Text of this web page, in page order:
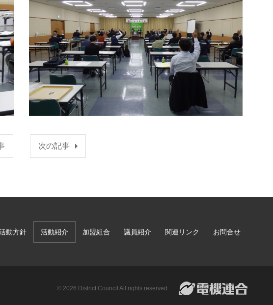
次の記事
動方針 活動紹介 加盟組合 議員紹介 関連リンク お問合せ
© 2026 District Council All rights reserved.